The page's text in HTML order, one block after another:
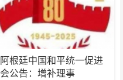
阿根廷中国和平统一促进
会公告：增补理事